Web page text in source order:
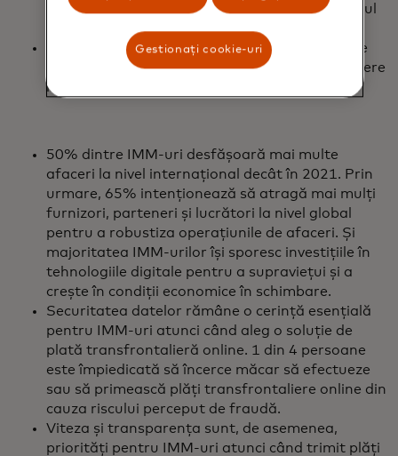
76% nu s-au putut întreține într-un fel sau altul
din cauza unei plăți întârziate/neefectuate.
IMM-urile sunt din ce în ce mai globale, ceea ce
duce la nevoia de soluții de plată transfrontaliere
rapide și sigure.
50% dintre IMM-uri desfășoară mai multe
afaceri la nivel internațional decât în 2021. Prin
urmare, 65% intenționează să atragă mai mulți
furnizori, parteneri și lucrători la nivel global
pentru a robustiza operațiunile de afaceri. Și
majoritatea IMM-urilor își sporesc investițiile în
tehnologiile digitale pentru a supraviețui și a
crește în condiții economice în schimbare.
Securitatea datelor rămâne o cerință esențială
pentru IMM-uri atunci când aleg o soluție de
plată transfrontalieră online. 1 din 4 persoane
este împiedicată să încerce măcar să efectueze
sau să primească plăți transfrontaliere online din
cauza riscului perceput de fraudă.
Viteza și transparența sunt, de asemenea,
priorități pentru IMM-uri atunci când trimit plăți
Gestionați cookie-uri